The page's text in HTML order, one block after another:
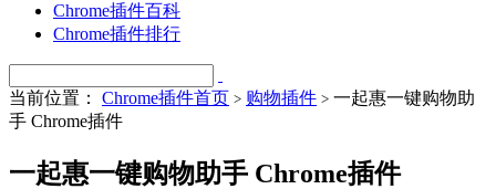
Chrome插件百科
Chrome插件排行
当前位置： Chrome插件首页 > 购物插件 > 一起惠一键购物助
手 Chrome插件
一起惠一键购物助手 Chrome插件